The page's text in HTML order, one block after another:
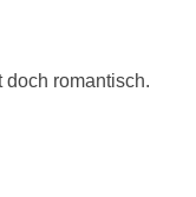
romantisch.